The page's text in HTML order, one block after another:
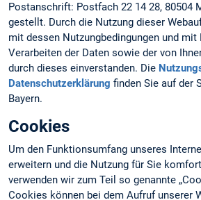
Postanschrift: Postfach 22 14 28, 80504
gestellt. Durch die Nutzung dieser
mit dessen Nutzungbedingungen und mit
Verarbeiten der Daten sowie der von
durch dieses einverstanden. Die
Datenschutzerklärung finden Sie auf der
Bayern.
Cookies
Um den Funktionsumfang unseres
erweitern und die Nutzung für Sie
verwenden wir zum Teil so genannte
Cookies können bei dem Aufruf unserer